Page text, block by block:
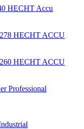
HECHT Accu
HECHT ACCU
HECHT ACCU
Professional